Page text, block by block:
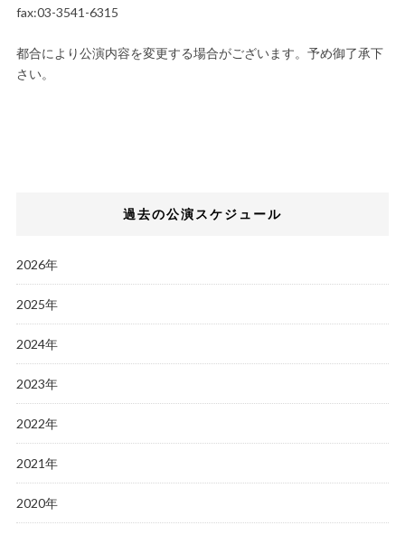
fax:03-3541-6315
都合により公演内容を変更する場合がございます。予め御了承下
さい。
過去の公演スケジュール
2026年
2025年
2024年
2023年
2022年
2021年
2020年